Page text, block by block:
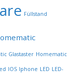
Füllstand
Glastaster Homematic
IOS Iphone LED LED-